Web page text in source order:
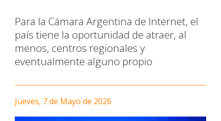
Para la Cámara Argentina de Internet, el
país tiene la oportunidad de atraer, al
menos, centros regionales y
eventualmente alguno propio
Jueves, 7 de Mayo de 2026